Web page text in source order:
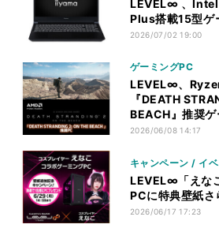
LEVEL∞ 、
Plus搭載15型ゲ
2026/07/02 19:00
ゲーミングPC
LEVEL∞、
『DEATH
BEACH』推奨
2026/06/08 14:17
キャンペーン / イベ
LEVEL∞「えな
PCに特典壁紙さ
2026/06/17 17:23